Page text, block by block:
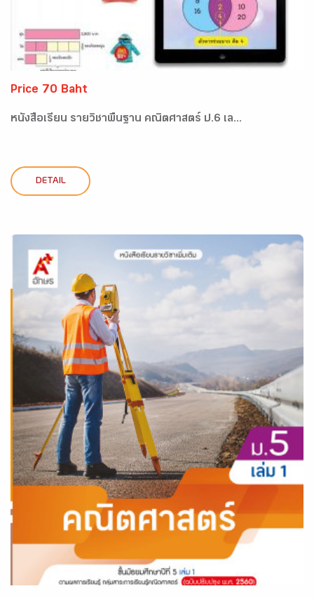
Price 70 Baht
หนังสือเรียน รายวิชาพื้นฐาน คณิตศาสตร์ ป.6 เล...
DETAIL